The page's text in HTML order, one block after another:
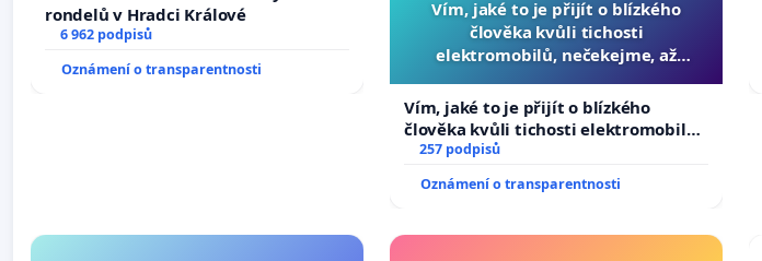
rondelů v Hradci Králové
6 962 podpisů
Oznámení o transparentnosti
Vím, jaké to je přijít o blízkého
člověka kvůli tichosti
elektromobilů, nečekejme, až
auta!
Vím, jaké to je přijít o blízkého
člověka kvůli tichosti elektromobilů,
nečekejme, až přibydou další,
257 podpisů
Oznámení o transparentnosti